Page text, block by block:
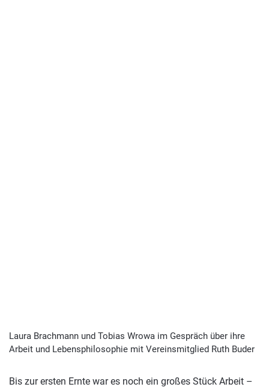
Laura Brachmann und Tobias Wrowa im Gespräch über ihre
Arbeit und Lebensphilosophie mit Vereinsmitglied Ruth Buder
Bis zur ersten Ernte war es noch ein großes Stück Arbeit –